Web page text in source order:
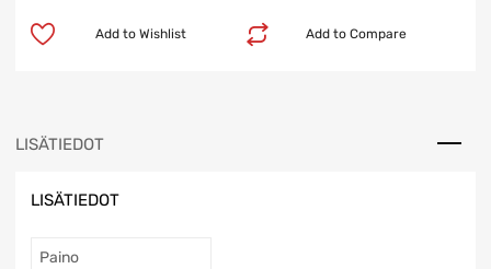
Add to Compare
Add to Wishlist
LISÄTIEDOT
LISÄTIEDOT
Paino